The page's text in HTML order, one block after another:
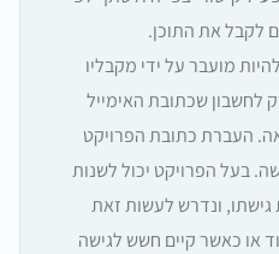
לקבל את התוכן.
להיות מועבר על ידי מקבליו
לחשבון שכתובת האימייל
העברת כתובת הפרויקט
בעל הפרויקט יכול לשנות
ונדרש לעשות זאת
או כאשר קיים חשש לגישה